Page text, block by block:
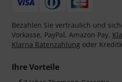
Bezahlen Sie vertraulich und
Vorkasse, PayPal, Amazon Pay,
Klarna Ratenzahlung oder
Ihre Vorteile